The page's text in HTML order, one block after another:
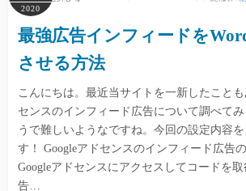
2020
最強広告インフィードを
させる方法
こんにちは。最近当サイトを一新したことも
センスのインフィード広告について調べて
うで難しいようなですね。今回の設定内容
す！ Googleアドセンスのインフィード広告
Googleアドセンスにアクセスしてコードを
告…